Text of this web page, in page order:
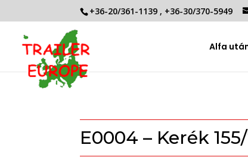
+36-20/361-1139 , +36-30/370-5949
Alfa
E0004 – Kerék